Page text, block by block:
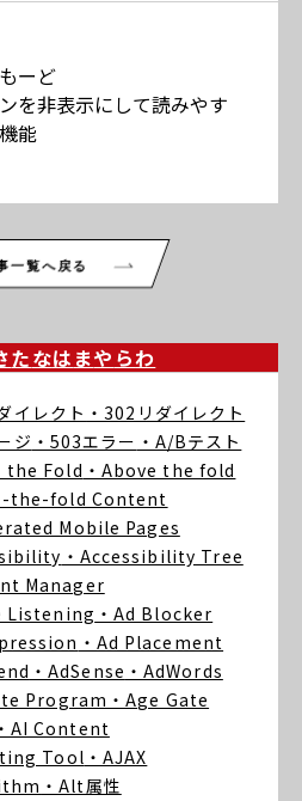
ーど
を非表示にして読みやす
能
一覧へ戻る
たなは まや らわ
イレクト ・302リダイレクト
ジ ・503エラー ・A/Bテスト
the Fold ・Above the fold
the-fold Content
Mobile Pages
・Accessibility Tree
Manager
Listening ・Ad Blocker
・Ad Placement
・AdSense ・AdWords
Program ・Age Gate
・AI Content
Tool ・AJAX
・Alt属性